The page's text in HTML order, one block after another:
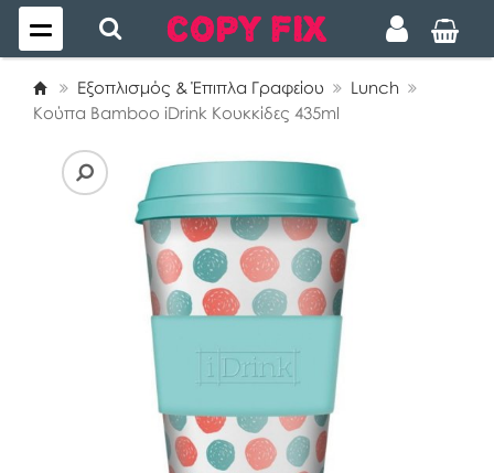
Εξοπλισμός & Έπιπλα Γραφείου
Lunch
Κούπα Bamboo iDrink Κουκκίδες 435ml